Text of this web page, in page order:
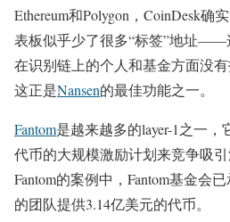
Ethereum和Polygon，CoinDesk确
表板似乎少了很多“标签”地址——
在识别链上的个人和基金方面没
这正是Nansen的最佳功能之一。
Fantom是越来越多的layer-1之一
代币的大规模激励计划来竞争吸
Fantom的案例中，Fantom基金会
的团队提供3.14亿美元的代币。